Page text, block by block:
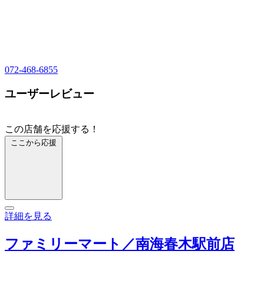
072-468-6855
ユーザーレビュー
この店舗を応援する！
ここから応援
詳細を見る
ファミリーマート／南海春木駅前店